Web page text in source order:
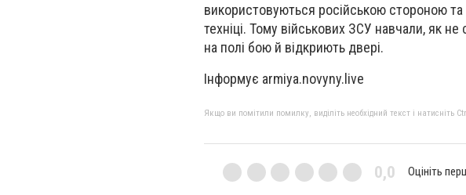
використовуються російською стороною
техніці. Тому військових ЗСУ навчали, як
на полі бою й відкриють двері.
Інформує armiya.novyny.live
Якщо ви помітили помилку, виділіть необхідний текст і натисніть
0,0 Оцініть